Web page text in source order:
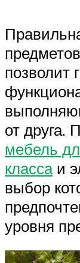
позволит
от друга.
мебель
классаи
выбор
уровня